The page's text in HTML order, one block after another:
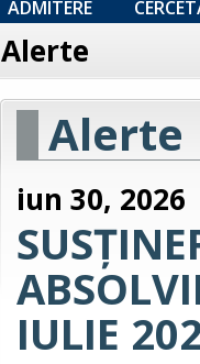
ADMITERE
Alerte
Alerte
iun 30, 2026
IULIE